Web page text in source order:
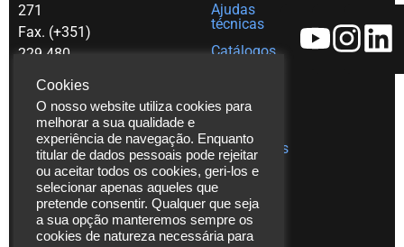
271
Fax. (+351)
229 480
272
*chamada
para rede
fixa
nacional
info@laserbuild.pt
area.electrica2000@gmail.com
Ajudas
técnicas
Catálogos
Assistência
Publicações
Cookies
O nosso website utiliza cookies para
melhorar a sua qualidade e
experiência de navegação. Enquanto
titular de dados pessoais pode rejeitar
ou aceitar todos os cookies, geri-los e
selecionar apenas aqueles que
pretende consentir. Qualquer que seja
a sua opção manteremos sempre os
cookies de natureza necessária para